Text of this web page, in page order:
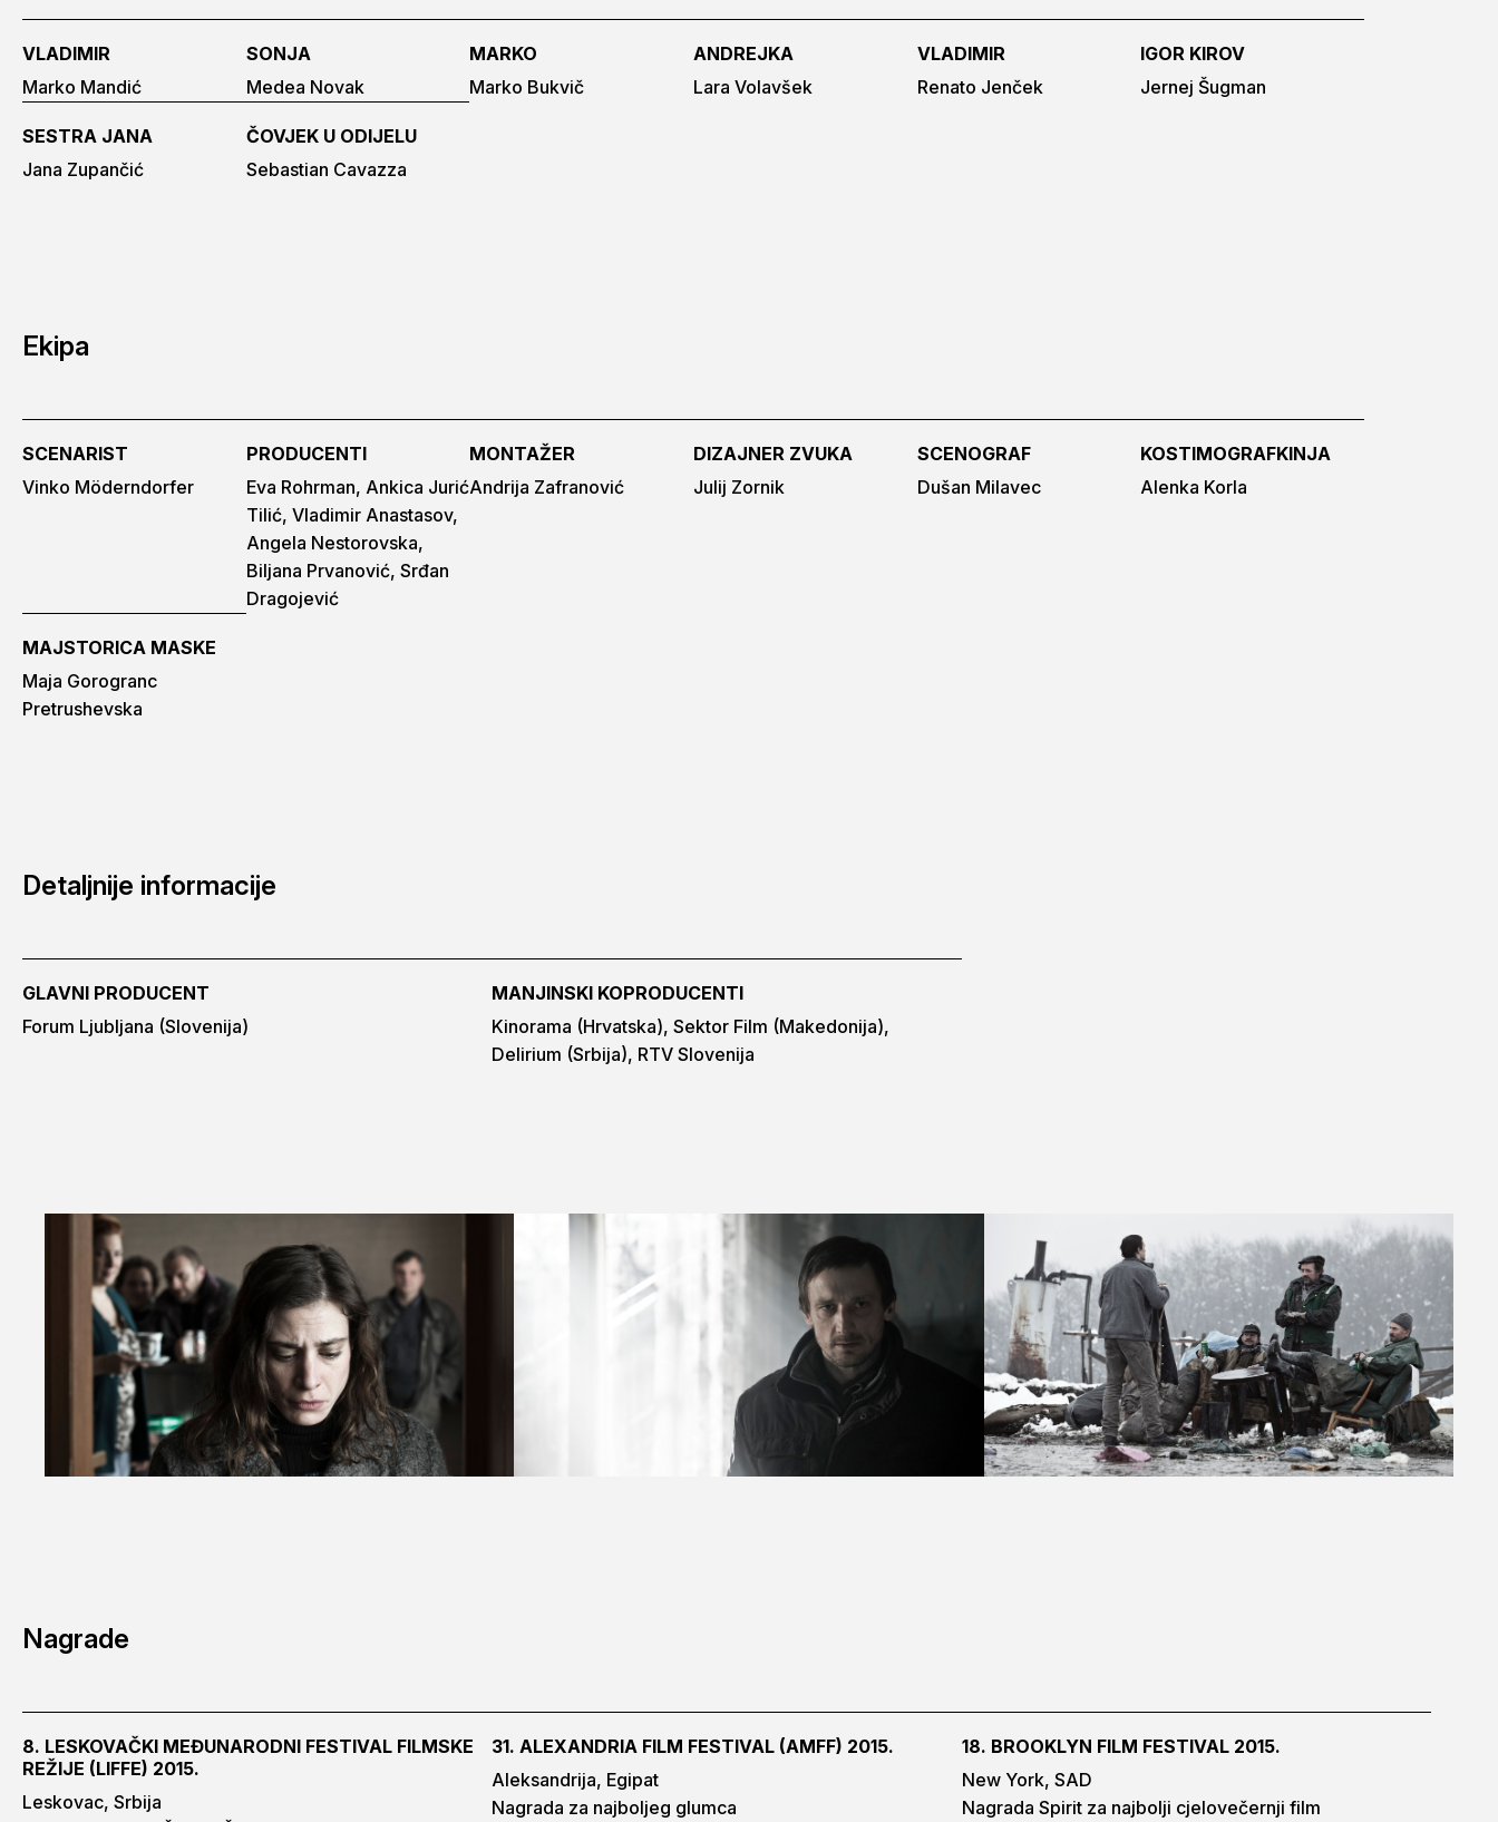
VLADIMIR
Marko Mandić
SONJA
Medea Novak
MARKO
Marko Bukvič
ANDREJKA
Lara Volavšek
VLADIMIR
Renato Jenček
IGOR KIROV
Jernej Šugman
SESTRA JANA
Jana Zupančić
ČOVJEK U ODIJELU
Sebastian Cavazza
Ekipa
SCENARIST
Vinko Möderndorfer
PRODUCENTI
Eva Rohrman, Ankica Jurić
Tilić, Vladimir Anastasov,
Angela Nestorovska,
Biljana Prvanović, Srđan
Dragojević
MONTAŽER
Andrija Zafranović
DIZAJNER ZVUKA
Julij Zornik
SCENOGRAF
Dušan Milavec
KOSTIMOGRAFKINJA
Alenka Korla
MAJSTORICA MASKE
Maja Gorogranc
Pretrushevska
Detaljnije informacije
GLAVNI PRODUCENT
Forum Ljubljana (Slovenija)
MANJINSKI KOPRODUCENTI
Kinorama (Hrvatska), Sektor Film (Makedonija),
Delirium (Srbija), RTV Slovenija
Nagrade
8. LESKOVAČKI MEĐUNARODNI FESTIVAL FILMSKE
REŽIJE (LIFFE) 2015.
Leskovac, Srbija
31. ALEXANDRIA FILM FESTIVAL (AMFF) 2015.
Aleksandrija, Egipat
Nagrada za najboljeg glumca
18. BROOKLYN FILM FESTIVAL 2015.
New York, SAD
Nagrada Spirit za najbolji cjelovečernji film